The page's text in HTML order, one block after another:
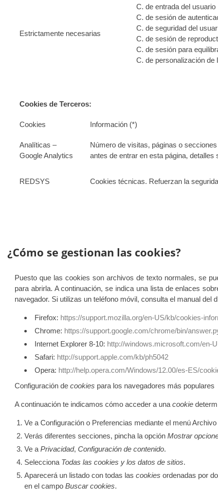
Estrictamente necesarias
C. de entrada del usuario
C. de sesión de
C. de seguridad del
C. de sesión de
C. de sesión para
C. de personalización de
Cookies de Terceros:
Cookies Información (*)
Analíticas –
Google Analytics
Número de visitas, páginas o
antes de entrar en esta página,
REDSYS Cookies técnicas. Refuerzan la
¿Cómo se gestionan las cookies?
Puesto que las cookies son archivos de texto normales, se
para abrirla. A continuación, se indica una lista de enlaces
navegador. Si utilizas un teléfono móvil, consulta el manual del
Firefox: https://support.mozilla.org/en-US/kb/cookies-
Chrome: https://support.google.com/chrome/bin/
Internet Explorer 8-10: http://windows.microsoft.com/en-
Safari: http://support.apple.com/kb/ph5042
Opera: http://help.opera.com/Windows/12.00/es-ES/
Configuración de cookies para los navegadores más populares
A continuación te indicamos cómo acceder a una cookie
Ve a Configuración o Preferencias mediante el menú
Verás diferentes secciones, pincha la opción Mostrar
Ve a Privacidad, Configuración de contenido.
Selecciona Todas las cookies y los datos de sitios.
Aparecerá un listado con todas las cookies ordenadas por
en el campo Buscar cookies.